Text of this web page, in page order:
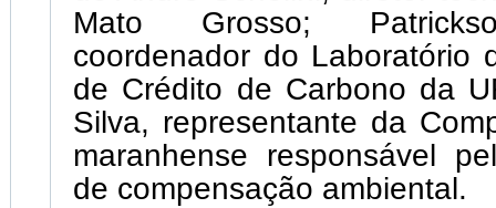
Mato Grosso;
coordenador do Laboratório
de Crédito de Carbono da
Silva, representante da
maranhense responsável
de compensação ambiental.